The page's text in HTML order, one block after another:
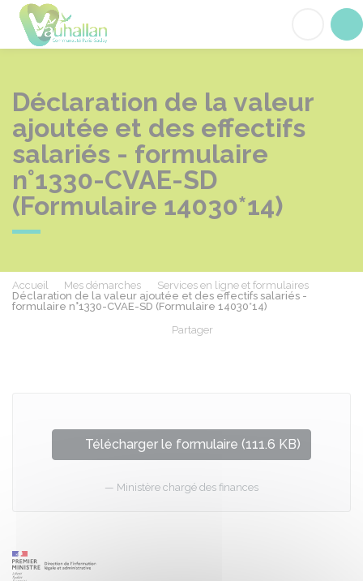
Déclaration de la valeur
ajoutée et des effectifs
salariés - formulaire
n°1330-CVAE-SD
(Formulaire 14030*14)
Accueil Mes démarches
Services en ligne et formulaires
Déclaration de la valeur ajoutée et des effectifs salariés -
formulaire n°1330-CVAE-SD (Formulaire 14030*14)
Partager
Télécharger le formulaire (111.6 KB)
Ministère chargé des finances